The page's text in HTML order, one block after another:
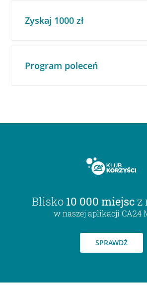
Zyskaj 1000 zł
Program poleceń
Blisko 10 000 miejsc z
w naszej aplikacji CA24
SPRAWDŹ